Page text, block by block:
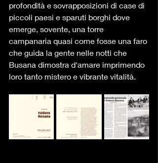
profondità e sovrapposizioni di case di
piccoli paesi e sparuti borghi dove
emerge, sovente, una torre
campanaria quasi come fosse una faro
che guida la gente nelle notti che
Busana dimostra d'amare imprimendo
loro tanto mistero e vibrante vitalità.